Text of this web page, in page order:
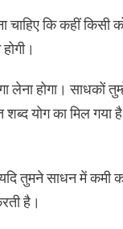
कि कहीं किसी
लेना होगा। साधकों
शब्द योग का मिल
यदि तुमने साधन में कमी
है।